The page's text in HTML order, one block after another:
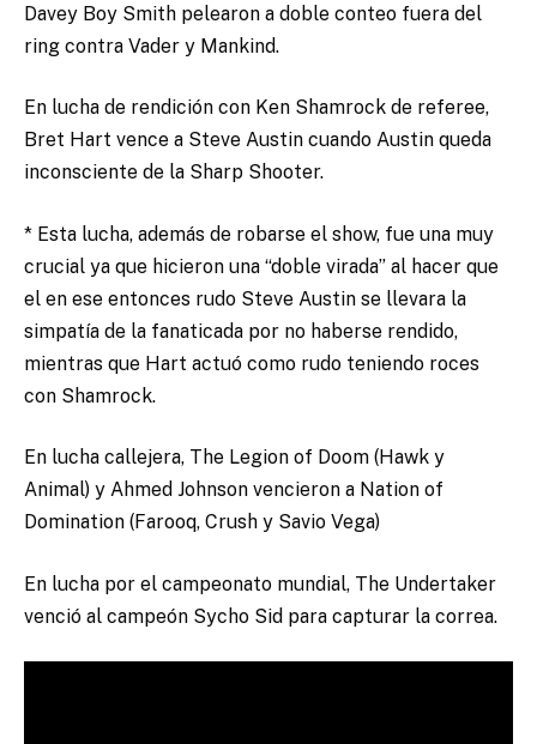
Davey Boy Smith pelearon a doble conteo fuera del
ring contra Vader y Mankind.
En lucha de rendición con Ken Shamrock de referee,
Bret Hart vence a Steve Austin cuando Austin queda
inconsciente de la Sharp Shooter.
* Esta lucha, además de robarse el show, fue una muy
crucial ya que hicieron una “doble virada” al hacer que
el en ese entonces rudo Steve Austin se llevara la
simpatía de la fanaticada por no haberse rendido,
mientras que Hart actuó como rudo teniendo roces
con Shamrock.
En lucha callejera, The Legion of Doom (Hawk y
Animal) y Ahmed Johnson vencieron a Nation of
Domination (Farooq, Crush y Savio Vega)
En lucha por el campeonato mundial, The Undertaker
venció al campeón Sycho Sid para capturar la correa.